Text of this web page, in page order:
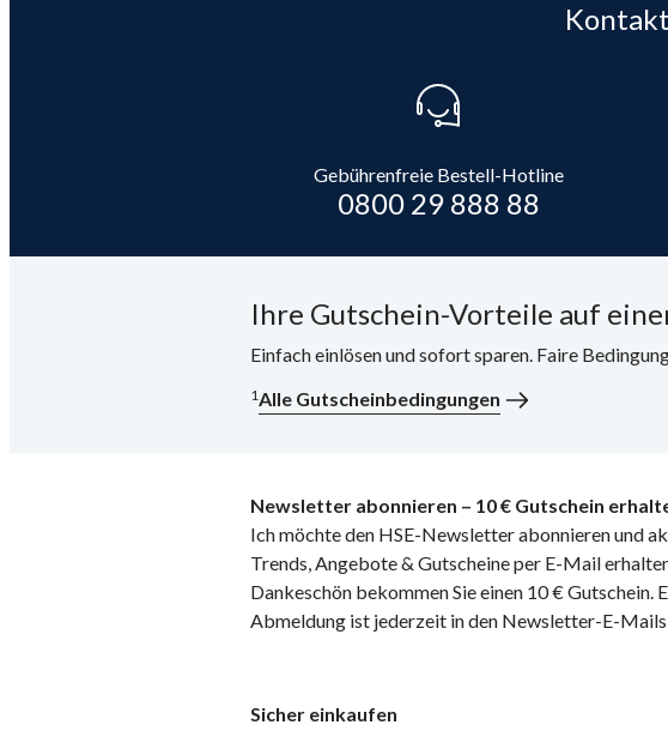
Gebührenfreie Bestell-Hotline
0800 29 888 88
Ihre Gutschein-Vorteile auf
Einfach einlösen und sofort sparen. Faire
1Alle Gutscheinbedingungen
Newsletter abonnieren – 10 € Gutschein
Ich möchte den HSE-Newsletter abonnieren und
Trends, Angebote & Gutscheine per E-Mail
Dankeschön bekommen Sie einen 10 € Gutschein.
Abmeldung ist jederzeit in den Newsletter-E-
Sicher einkaufen